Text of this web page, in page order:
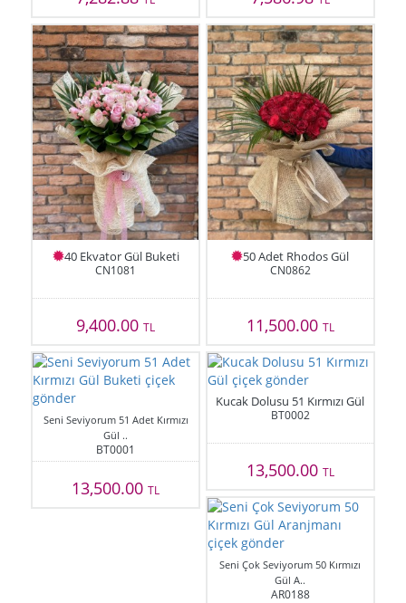
40 Ekvator Gül Buketi
CN1081
9,400.00TL
50 Adet Rhodos Gül
CN0862
11,500.00 TL
Seni Seviyorum 51 Adet Kırmızı
Gül ..
BT0001
13,500.00TL
Kucak Dolusu 51 Kırmızı Gül
BT0002
13,500.00 TL
Seni Çok Seviyorum 50 Kırmızı
Gül A..
AR0188